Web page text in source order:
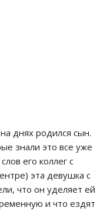
днях родился сын.
знали это все уже
его коллег с
эта девушка с
что он уделяет ей
и что ездят